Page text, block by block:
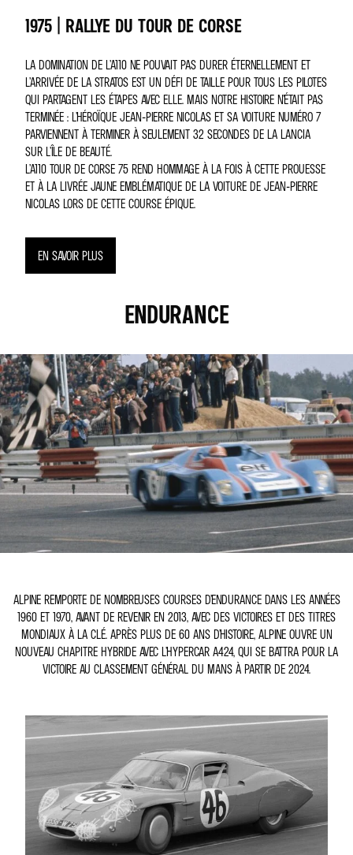
1975 | RALLYE DU TOUR DE CORSE
LA DOMINATION DE L’A110 NE POUVAIT PAS DURER ÉTERNELLEMENT ET
L’ARRIVÉE DE LA STRATOS EST UN DÉFI DE TAILLE POUR TOUS LES PILOTES
QUI PARTAGENT LES ÉTAPES AVEC ELLE. MAIS NOTRE HISTOIRE N’ÉTAIT PAS
TERMINÉE : L’HÉROÏQUE JEAN-PIERRE NICOLAS ET SA VOITURE NUMÉRO 7
PARVIENNENT À TERMINER À SEULEMENT 32 SECONDES DE LA LANCIA
SUR L’ÎLE DE BEAUTÉ.
L’A110 TOUR DE CORSE 75 REND HOMMAGE À LA FOIS À CETTE PROUESSE
ET À LA LIVRÉE JAUNE EMBLÉMATIQUE DE LA VOITURE DE JEAN-PIERRE
NICOLAS LORS DE CETTE COURSE ÉPIQUE.
EN SAVOIR PLUS
ENDURANCE
ALPINE REMPORTE DE NOMBREUSES COURSES D’ENDURANCE DANS LES ANNÉES
1960 ET 1970, AVANT DE REVENIR EN 2013, AVEC DES VICTOIRES ET DES TITRES
MONDIAUX À LA CLÉ. APRÈS PLUS DE 60 ANS D’HISTOIRE, ALPINE OUVRE UN
NOUVEAU CHAPITRE HYBRIDE AVEC L’HYPERCAR A424, QUI SE BATTRA POUR LA
VICTOIRE AU CLASSEMENT GÉNÉRAL DU MANS À PARTIR DE 2024.